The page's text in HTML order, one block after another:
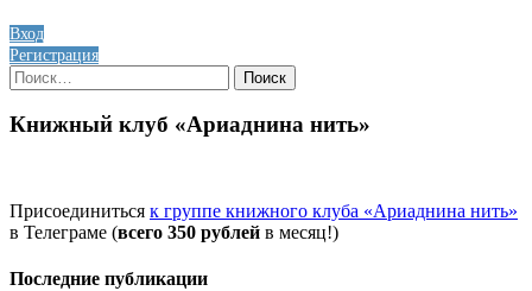
Вход
Регистрация
Найти:
Книжный клуб «Ариаднина нить»
Присоединиться к группе книжного клуба «Ариаднина нить»
в Телеграме (всего 350 рублей в месяц!)
Последние публикации